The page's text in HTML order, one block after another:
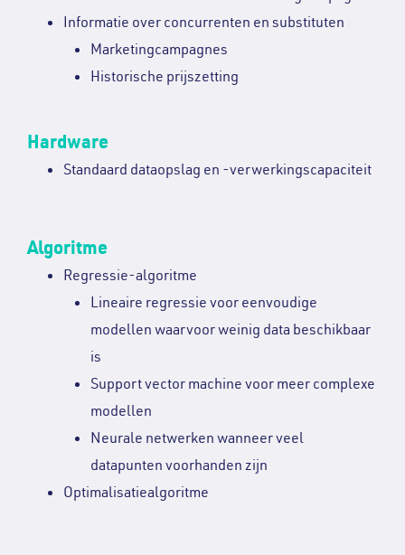
Informatie over concurrenten en substituten
Marketingcampagnes
Historische prijszetting
Hardware
Standaard dataopslag en -verwerkingscapaciteit
Algoritme
Regressie-algoritme
Lineaire regressie voor eenvoudige
modellen waarvoor weinig data beschikbaar
is
Support vector machine voor meer complexe
modellen
Neurale netwerken wanneer veel
datapunten voorhanden zijn
Optimalisatiealgoritme